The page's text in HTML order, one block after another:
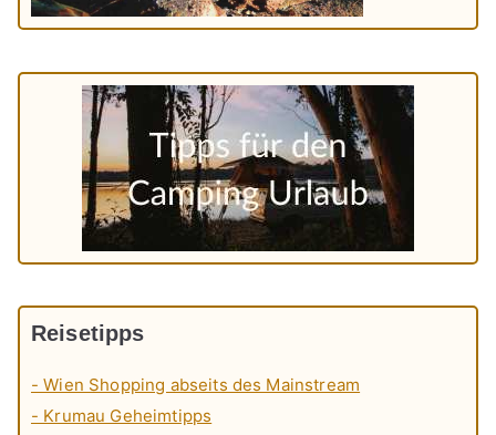
Reisetipps
- Wien Shopping abseits des Mainstream
- Krumau Geheimtipps